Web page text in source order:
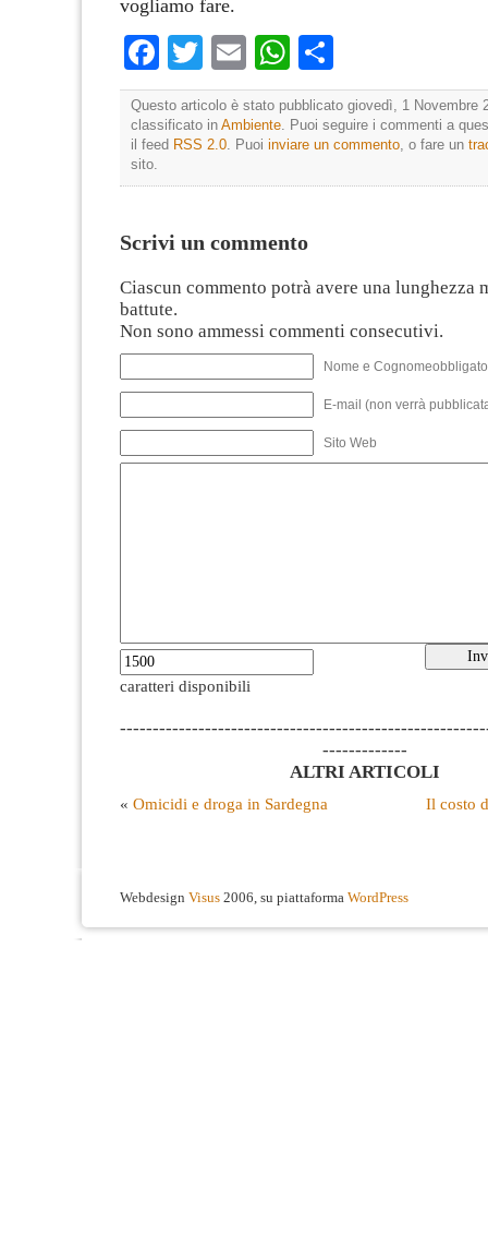
vogliamo fare.
Facebook
TwitterEmailWhatsApp
Questo articolo è stato pubblicato giovedì, 1 Novembre
classificato in Ambiente. Puoi seguire i commenti a
il feed RSS 2.0. Puoi inviare un commento, o fare un
sito.
Scrivi un commento
Ciascun commento potrà avere una lunghezza
battute.
Non sono ammessi commenti consecutivi.
Nome e
E-mail (non verrà
Sito Web
caratteri disponibili
-------------
ALTRI ARTICOLI
« Omicidi e droga in Sardegna Il costo
Webdesign Visus 2006, su piattaforma WordPress